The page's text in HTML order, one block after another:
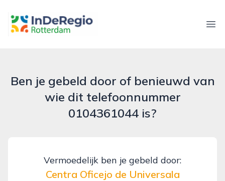
inderegiorotterdam.nl
Ben je gebeld door of benieuwd van
wie dit telefoonnummer
0104361044 is?
Vermoedelijk ben je gebeld door:
Centra Oficejo de Universala